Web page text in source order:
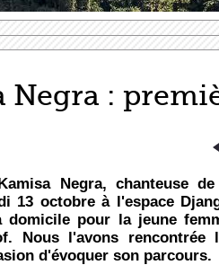
Negra :
Negra, chanteuse
13 octobre à l'espace
domicile pour la jeune
Nous l'avons rencontrée
d'évoquer son parcours.